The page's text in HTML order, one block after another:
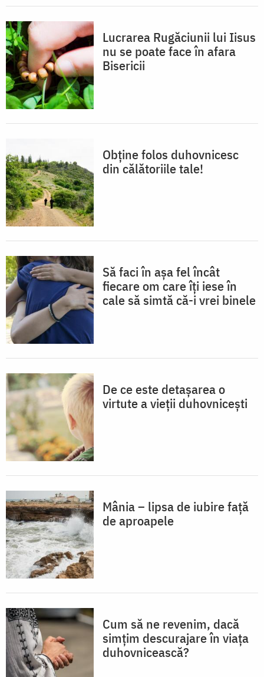
Lucrarea Rugăciunii lui Iisus
nu se poate face în afara
Bisericii
Obține folos duhovnicesc
din călătoriile tale!
Să faci în așa fel încât
fiecare om care îți iese în
cale să simtă că-i vrei binele
De ce este detașarea o
virtute a vieții duhovnicești
Mânia – lipsa de iubire față
de aproapele
Cum să ne revenim, dacă
simțim descurajare în viața
duhovnicească?